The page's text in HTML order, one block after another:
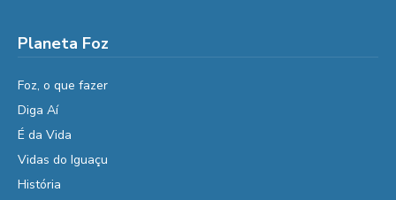
Planeta Foz
Foz, o que fazer
Diga Aí
É da Vida
Vidas do Iguaçu
História